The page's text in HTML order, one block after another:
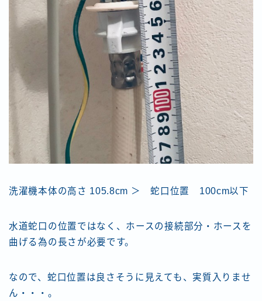
洗濯機本体の高さ 105.8cm ＞ 蛇口位置 100cm以下
水道蛇口の位置ではなく、ホースの接続部分・ホースを
曲げる為の長さが必要です。
なので、蛇口位置は良さそうに見えても、実質入りませ
ん・・・。